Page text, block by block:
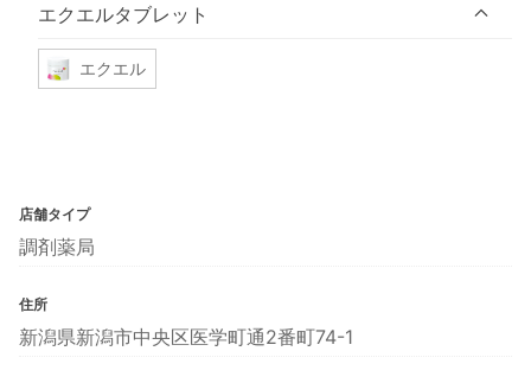
エクエルタブレット
エクエル
店舗タイプ
調剤薬局
住所
新潟県新潟市中央区医学町通2番町74-1